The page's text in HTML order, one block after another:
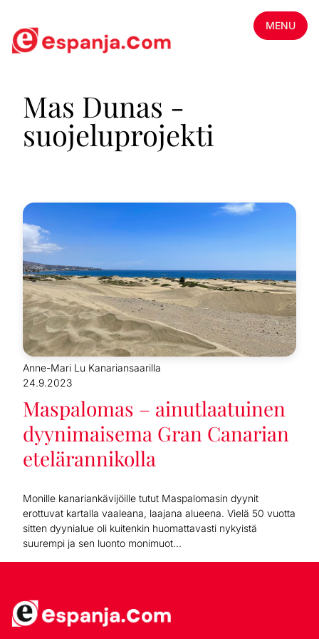
MENU
Mas Dunas -
suojeluprojekti
Anne-Mari Lu Kanariansaarilla
24.9.2023
Maspalomas – ainutlaatuinen
dyynimaisema Gran Canarian
etelärannikolla
Monille kanariankävijöille tutut Maspalomasin dyynit
erottuvat kartalla vaaleana, laajana alueena. Vielä 50 vuotta
sitten dyynialue oli kuitenkin huomattavasti nykyistä
suurempi ja sen luonto monimuot...